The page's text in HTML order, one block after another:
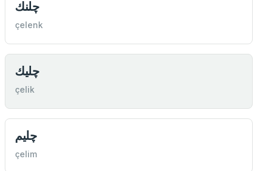
چلنك
çelenk
چليك
çelik
چليم
çelim